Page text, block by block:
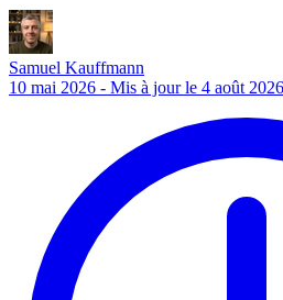
Samuel Kauffmann
10 mai 2026 - Mis à jour le 4 août 2026